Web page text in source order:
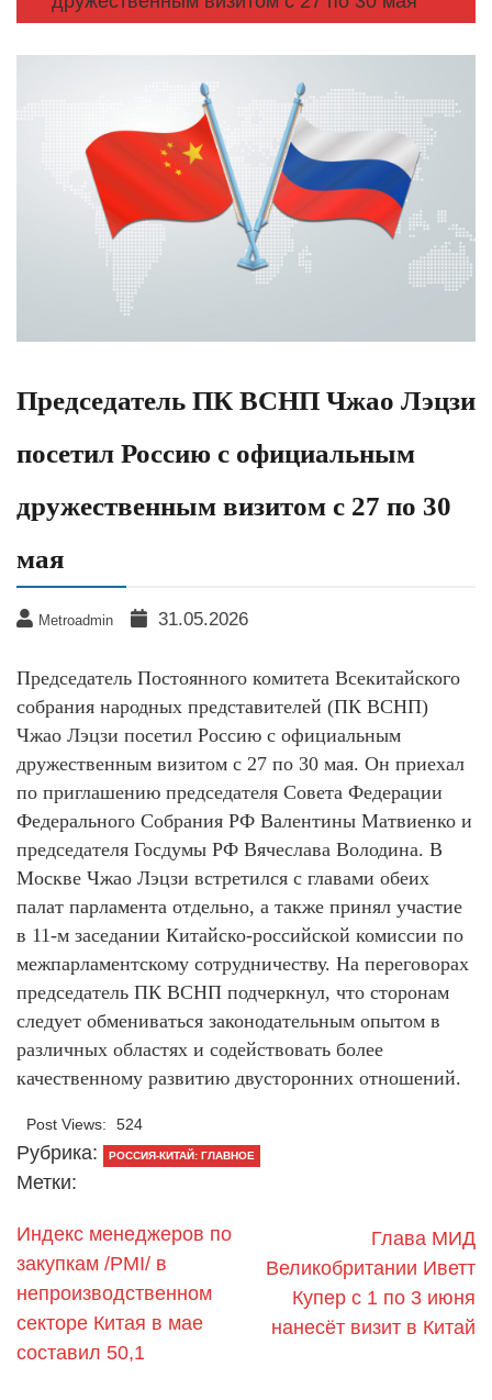
Председатель ПК ВСНП Чжао Лэцзи
посетил Россию с официальным
дружественным визитом с 27 по 30
мая
Metroadmin 31.05.2026
Председатель Постоянного комитета Всекитайского
собрания народных представителей (ПК ВСНП)
Чжао Лэцзи посетил Россию с официальным
дружественным визитом с 27 по 30 мая. Он приехал
по приглашению председателя Совета Федерации
Федерального Собрания РФ Валентины Матвиенко и
председателя Госдумы РФ Вячеслава Володина. В
Москве Чжао Лэцзи встретился с главами обеих
палат парламента отдельно, а также принял участие
в 11-м заседании Китайско-российской комиссии по
межпарламентскому сотрудничеству. На переговорах
председатель ПК ВСНП подчеркнул, что сторонам
следует обмениваться законодательным опытом в
различных областях и содействовать более
качественному развитию двусторонних отношений.
Post Views: 524
Рубрика: РОССИЯ-КИТАЙ: ГЛАВНОЕ
Метки:
Индекс менеджеров по
закупкам /PMI/ в
непроизводственном
секторе Китая в мае
составил 50,1
Глава МИД
Великобритании Иветт
Купер с 1 по 3 июня
нанесёт визит в Китай